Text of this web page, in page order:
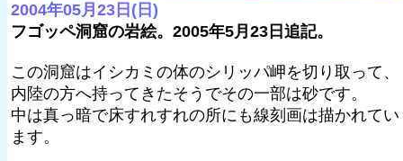
2004年05月23日(日)
フゴッペ洞窟の岩絵。2005年5月23日追記。
この洞窟はイシカミの体のシリッパ岬を切り取って、
内陸の方へ持ってきたそうでその一部は砂です。
中は真っ暗で床すれすれの所にも線刻画は描かれてい
ます。